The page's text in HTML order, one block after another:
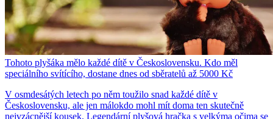
Tohoto plyšáka mělo každé dítě v Československu. Kdo měl
speciálního svítícího, dostane dnes od sběratelů až 5000 Kč
V osmdesátých letech po něm toužilo snad každé dítě v
Československu, ale jen málokdo mohl mít doma ten skutečně
nejvzácnější kousek. Legendární plyšová hračka s velkýma očima se